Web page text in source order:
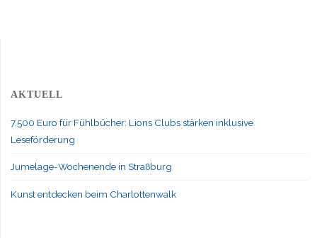
AKTUELL
7.500 Euro für Fühlbücher: Lions Clubs stärken inklusive
Leseförderung
Jumelage-Wochenende in Straßburg
Kunst entdecken beim Charlottenwalk